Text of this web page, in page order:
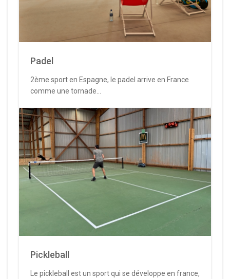
Padel
2ème sport en Espagne, le padel arrive en France
comme une tornade...
Pickleball
Le pickleball est un sport qui se développe en france,